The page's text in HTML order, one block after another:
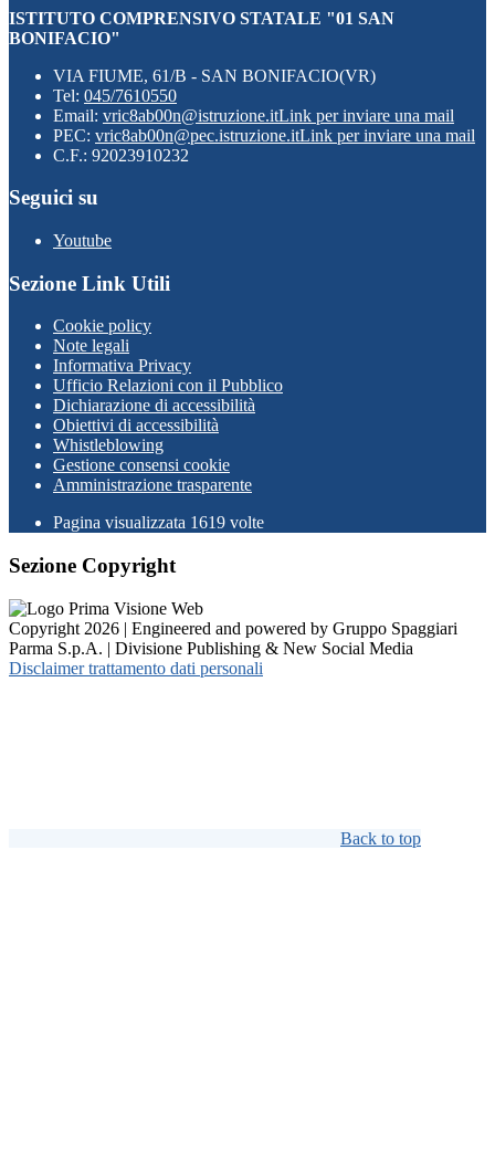
ISTITUTO COMPRENSIVO STATALE "01 SAN
BONIFACIO"
VIA FIUME, 61/B - SAN BONIFACIO(VR)
Tel: 045/7610550
Email: vric8ab00n@istruzione.itLink per inviare una mail
PEC: vric8ab00n@pec.istruzione.itLink per inviare una mail
C.F.: 92023910232
Seguici su
Youtube
Sezione Link Utili
Cookie policy
Note legali
Informativa Privacy
Ufficio Relazioni con il Pubblico
Dichiarazione di accessibilità
Obiettivi di accessibilità
Whistleblowing
Gestione consensi cookie
Amministrazione trasparente
Pagina visualizzata 1619 volte
Sezione Copyright
Copyright 2026 | Engineered and powered by Gruppo Spaggiari
Parma S.p.A. | Divisione Publishing & New Social Media
Disclaimer trattamento dati personali
Back to top